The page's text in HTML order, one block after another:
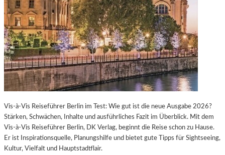
K
T
I
O
N
M
I
T
H
M
B
U
R
S
O
P
E
R
I
N
M
Ü
C
H
E
N
Vis-à-Vis Reiseführer Berlin im Test: Wie gut ist die neue Ausgabe 2026?
Stärken, Schwächen, Inhalte und ausführliches Fazit im Überblick. Mit dem
Vis-à-Vis Reiseführer Berlin, DK Verlag, beginnt die Reise schon zu Hause.
Er ist Inspirationsquelle, Planungshilfe und bietet gute Tipps für Sightseeing,
Kultur, Vielfalt und Hauptstadtflair.